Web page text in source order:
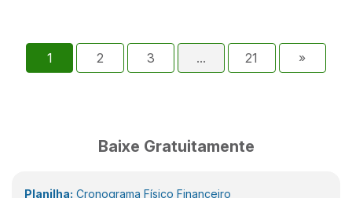
1 2 3 ... 21 »
Baixe Gratuitamente
Planilha: Cronograma Físico Financeiro